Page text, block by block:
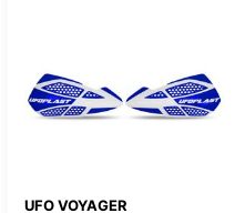
UFO VOYAGER